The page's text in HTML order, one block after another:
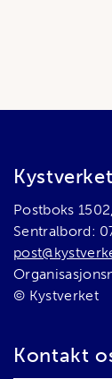
Kystverket
Postboks
Sentralbord:
© Kystverket
Kontakt